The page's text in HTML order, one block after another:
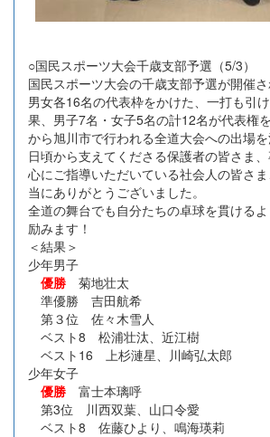
○国民スポーツ大会千歳支部予選（5/3）
国民スポーツ大会の千歳支部予選が開催さ
男女各16名の代表枠をかけた、一打も引
果、男子7名・女子5名の計12名が代表権
から旭川市で行われる全道大会への出場を
日頃から支えてくださる保護者の皆さま
心にご指導いただいている社会人の皆さ
当にありがとうございました。
全道の舞台でも自分たちの卓球を貫ける
励みます！
＜結果＞
少年男子
優勝 菊地壮太
準優勝 吉田航希
第３位 佐々木雪人
ベスト8 松浦壮汰、近江樹
ベスト16 上杉漣星、川崎弘太郎
少年女子
優勝 富士本璃呼
第3位 川西双葉、山口令愛
ベスト8 佐藤ひより、鳴海瑛莉